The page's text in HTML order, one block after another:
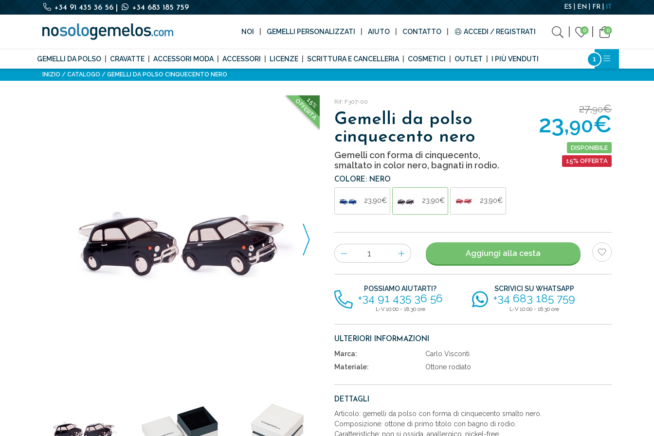
+34 91 435 36 56 +34 683 185 759 ES EN FR IT
NOI GEMELLI PERSONALIZZATI AIUTO CONTATTO ACCEDI / REGISTRATI 0 0
GEMELLI DA POLSO CRAVATTE ACCESSORI MODA ACCESSORI LICENZE SCRITTURA E CANCELLERIA COSMETICI OUTLET I PIÙ VENDUTI
INIZIO CATALOGO GEMELLI DA POLSO CINQUECENTO NERO
15%
OFFERTA Rif: F307-00
Gemelli da polso
cinquecento nero
Gemelli con forma di cinquecento,
smaltato in color nero, bagnati in rodio.
27,90€
23,90€
DISPONIBILE
15% OFFERTA
COLORE: NERO
23,90€ 23,90€ 23,90€
Numero
di
articoli
Aggiungi alla cesta
POSSIAMO AIUTARTI?
+34 91 435 36 56
L-V 10:00 - 18:30 ore
SCRIVICI SU WHATSAPP
+34 683 185 759
L-V 10:00 - 18:30 ore
ULTERIORI INFORMAZIONI
Marca:
Carlo Visconti
Materiale:
Ottone rodiato
DETTAGLI
Articolo: gemelli da polso con forma di cinquecento smalto nero.
Composizione: ottone di primo titolo con bagno di rodio.
Caratteristiche: non si ossida, anallergico, nickel-free.